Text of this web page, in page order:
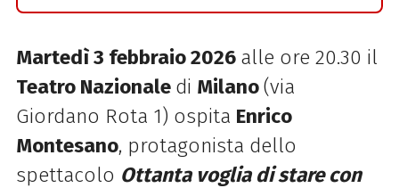
Martedì 3 febbraio 2026 alle ore 20.30 il
Teatro Nazionale di Milano(via
Giordano Rota 1) ospita Enrico
Montesano, protagonista dello
spettacolo Ottanta voglia di stare con